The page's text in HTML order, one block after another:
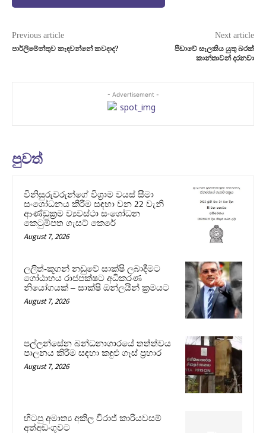
Previous article
පාර්ලිමේන්තුව කැඳවන්නේ කවදාද?
Next article
පීඩාවේ සැලකිය යුතු බරක්
කාන්තාවන් දරනවා
- Advertisement -
පුවත්
විනිසුරුවරුන්ගේ විශ්‍රාම වයස් සීමා
සංශෝධනය කිරීම සඳහා වන 22 වැනි
ආණ්ඩුක්‍රම ව්‍යවස්ථා සංශෝධන
කෙටුම්පත ගැසට් කෙරේ
August 7, 2026
ලලිත්-කූගන් නඩුවේ සාක්ෂි ලබාදීමට
ගෝඨාභය රාජපක්ෂට අධිකරණ
නියෝගයක් – සාක්ෂි ඔන්ලයින් ක්‍රමයට
August 7, 2026
පල්ලන්සේන බන්ධනාගාරයේ තත්ත්වය
පාලනය කිරීම සඳහා කඳුළු ගෑස් ප්‍රහාර
August 7, 2026
හිටපු අමාත්‍ය අකිල විරාජ් කාරියවසම්
අත්අඩංගුවට